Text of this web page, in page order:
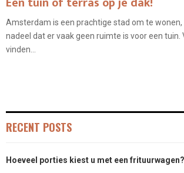
Amsterdam is een prachtige stad om te
nadeel dat er vaak geen ruimte is voor een tuin.
vinden...
RECENT POSTS
Hoeveel porties kiest u met een frituurwagen?